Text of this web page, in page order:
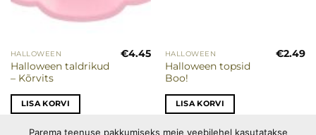
HALLOWEEN
Halloween taldrikud
– Kõrvits
€4.45
LISA KORVI
HALLOWEEN
Halloween topsid
Boo!
€2.49
LISA KORVI
Parema teenuse pakkumiseks meie veebilehel kasutatakse